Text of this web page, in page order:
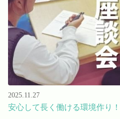
2025.11.27
安心して長く働ける環境作り